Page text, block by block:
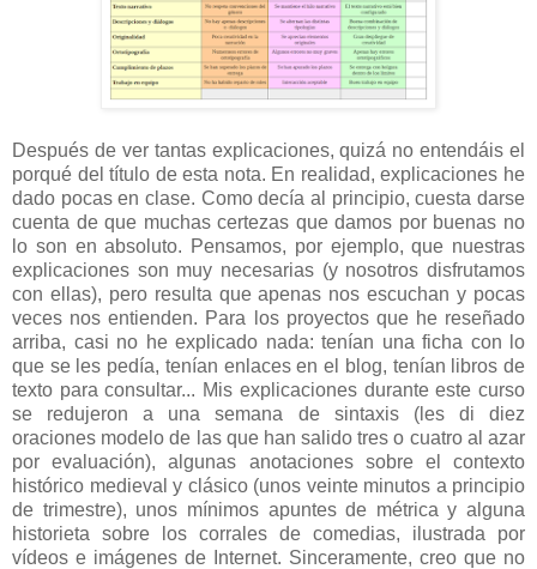
Después de ver tantas explicaciones, quizá no entendáis el
porqué del título de esta nota. En realidad, explicaciones he
dado pocas en clase. Como decía al principio, cuesta darse
cuenta de que muchas certezas que damos por buenas no
lo son en absoluto. Pensamos, por ejemplo, que nuestras
explicaciones son muy necesarias (y nosotros disfrutamos
con ellas), pero resulta que apenas nos escuchan y pocas
veces nos entienden. Para los proyectos que he reseñado
arriba, casi no he explicado nada: tenían una ficha con lo
que se les pedía, tenían enlaces en el blog, tenían libros de
texto para consultar... Mis explicaciones durante este curso
se redujeron a una semana de sintaxis (les di diez
oraciones modelo de las que han salido tres o cuatro al azar
por evaluación), algunas anotaciones sobre el contexto
histórico medieval y clásico (unos veinte minutos a principio
de trimestre), unos mínimos apuntes de métrica y alguna
historieta sobre los corrales de comedias, ilustrada por
vídeos e imágenes de Internet. Sinceramente, creo que no